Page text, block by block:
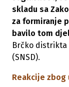
skladu sa
za formiranje
bavilo tom
Brčko distrikta
(SNSD).
Reakcije